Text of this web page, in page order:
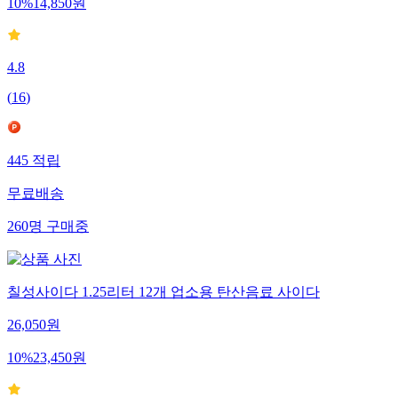
10%14,850원
4.8
(16)
445적립
무료배송
260명구매중
칠성사이다 1.25리터 12개 업소용 탄산음료 사이다
26,050원
10%23,450원